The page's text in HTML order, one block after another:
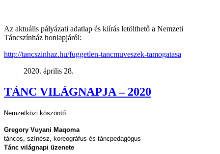
Az aktuális pályázati adatlap és kiírás letölthető a Nemzeti
Táncszínház honlapjáról:
http://tancszinhaz.hu/fuggetlen-tancmuveszek-tamogatasa
2020. április 28.
TÁNC VILÁGNAPJA – 2020
Nemzetközi köszöntő
Gregory Vuyani Maqoma
táncos, színész, koreográfus és táncpedagógus
Tánc világnapi üzenete